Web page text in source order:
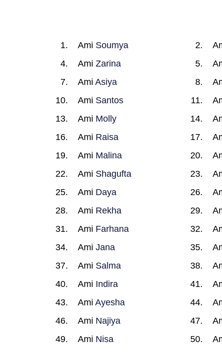
Ami Soumya
Ami Zarina
Ami Asiya
Ami Santos
Ami Molly
Ami Raisa
Ami Malina
Ami Shagufta
Ami Daya
Ami Rekha
Ami Farhana
Ami Jana
Ami Salma
Ami Indira
Ami Ayesha
Ami Najiya
Ami Nisa